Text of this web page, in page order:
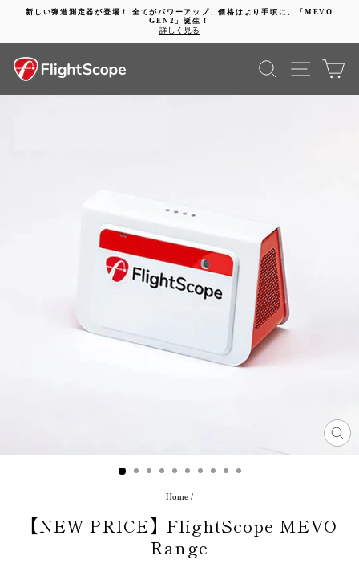
ン
動
新しい弾道測定器が登場！ 全てがパワーアップ、価格はより手頃に。「MEVO
GEN2」誕生！
詳しく見る
検索 SITE
閉
Home /
【NEW PRICE】FlightScope MEVO
Range